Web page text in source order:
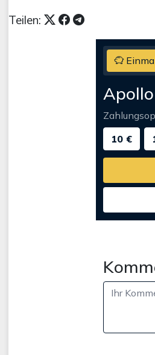
Teilen:
10 €